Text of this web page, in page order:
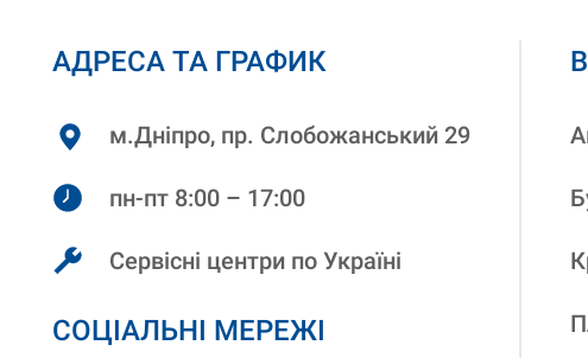
АДРЕСА ТА ГРАФИК
м.Дніпро, пр. Слобожанський 29
пн-пт 8:00 – 17:00
Сервісні центри по Україні
СОЦІАЛЬНІ МЕРЕЖІ